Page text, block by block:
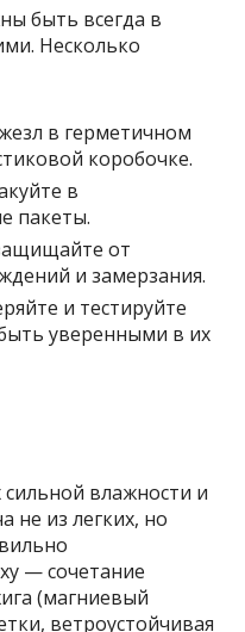
быть всегда в
Несколько
в герметичном
коробочке.
в
пакеты.
от
и замерзания.
и тестируйте
уверенными в их
сильной влажности и
не из легких, но
— сочетание
(магниевый
ветроустойчивая